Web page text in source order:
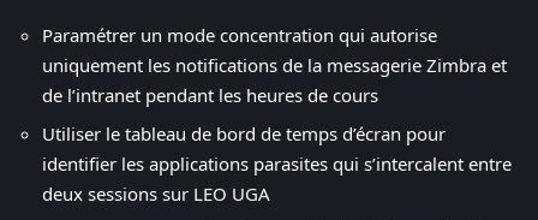
Paramétrer un mode concentration qui autorise
uniquement les notifications de la messagerie Zimbra et
de l’intranet pendant les heures de cours
Utiliser le tableau de bord de temps d’écran pour
identifier les applications parasites qui s’intercalent entre
deux sessions sur LEO UGA